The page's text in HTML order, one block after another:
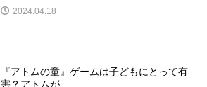
2024.04.18
『アトムの童』ゲームは子どもにとって有
害？アトムが...